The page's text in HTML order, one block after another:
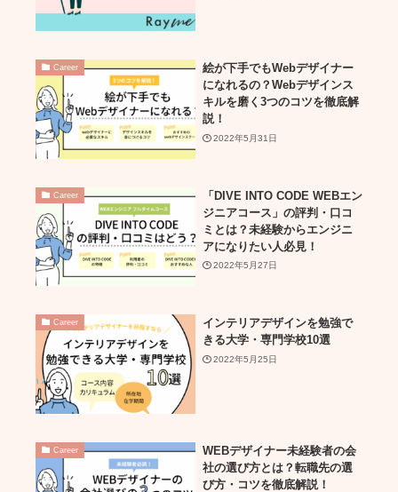
Career
絵が下手でもWebデザイナー
になれるの？Webデザインス
キルを磨く3つのコツを徹底解
説！
2022年5月31日
Career
「DIVE INTO CODE WEBエン
ジニアコース」の評判・口コ
ミとは？未経験からエンジニ
アになりたい人必見！
2022年5月27日
Career
インテリアデザインを勉強で
きる大学・専門学校10選
2022年5月25日
Career
WEBデザイナー未経験者の会
社の選び方とは？転職先の選
び方・コツを徹底解説！